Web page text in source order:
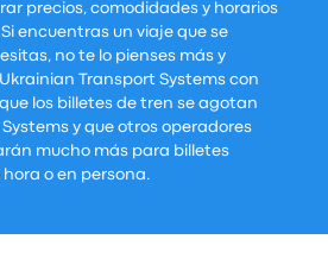
precios, comodidades y horarios
encuentras un viaje que se
no te lo pienses más y
Transport Systems con
los billetes de tren se agotan
y que otros operadores
mucho más para billetes
o en persona.